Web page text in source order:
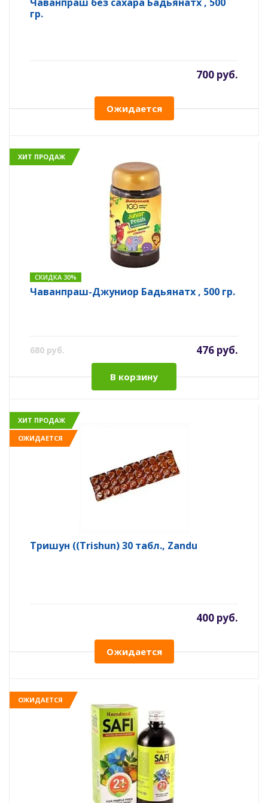
гр.
700 руб.
Ожидается
ХИТ ПРОДАЖ
СКИДКА 30%
Чаванпраш-Джуниор Бадьянатх , 500 гр.
680 руб. 476 руб.
В корзину
ХИТ ПРОДАЖ
ОЖИДАЕТСЯ
Тришун ((Trishun) 30 табл., Zandu
400 руб.
Ожидается
ОЖИДАЕТСЯ